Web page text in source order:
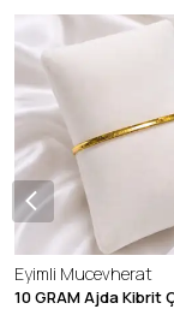
Eyimli Mucevherat